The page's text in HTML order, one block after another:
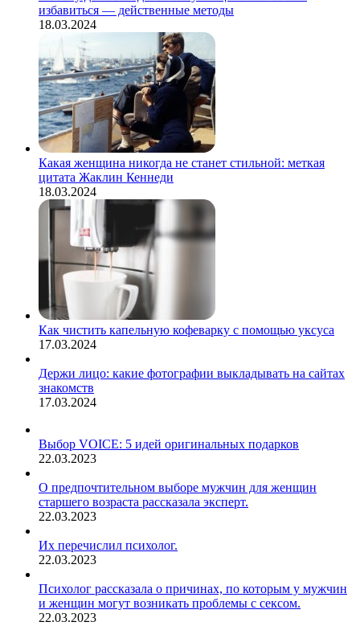
избавиться — действенные методы
18.03.2024
Какая женщина никогда не станет стильной: меткая
цитата Жаклин Кеннеди
18.03.2024
Как чистить капельную кофеварку с помощью уксуса
17.03.2024
Держи лицо: какие фотографии выкладывать на сайтах
знакомств
17.03.2024
Выбор VOICE: 5 идей оригинальных подарков
22.03.2023
О предпочтительном выборе мужчин для женщин
старшего возраста рассказала эксперт.
22.03.2023
Их перечислил психолог.
22.03.2023
Психолог рассказала о причинах, по которым у мужчин
и женщин могут возникать проблемы с сексом.
22.03.2023